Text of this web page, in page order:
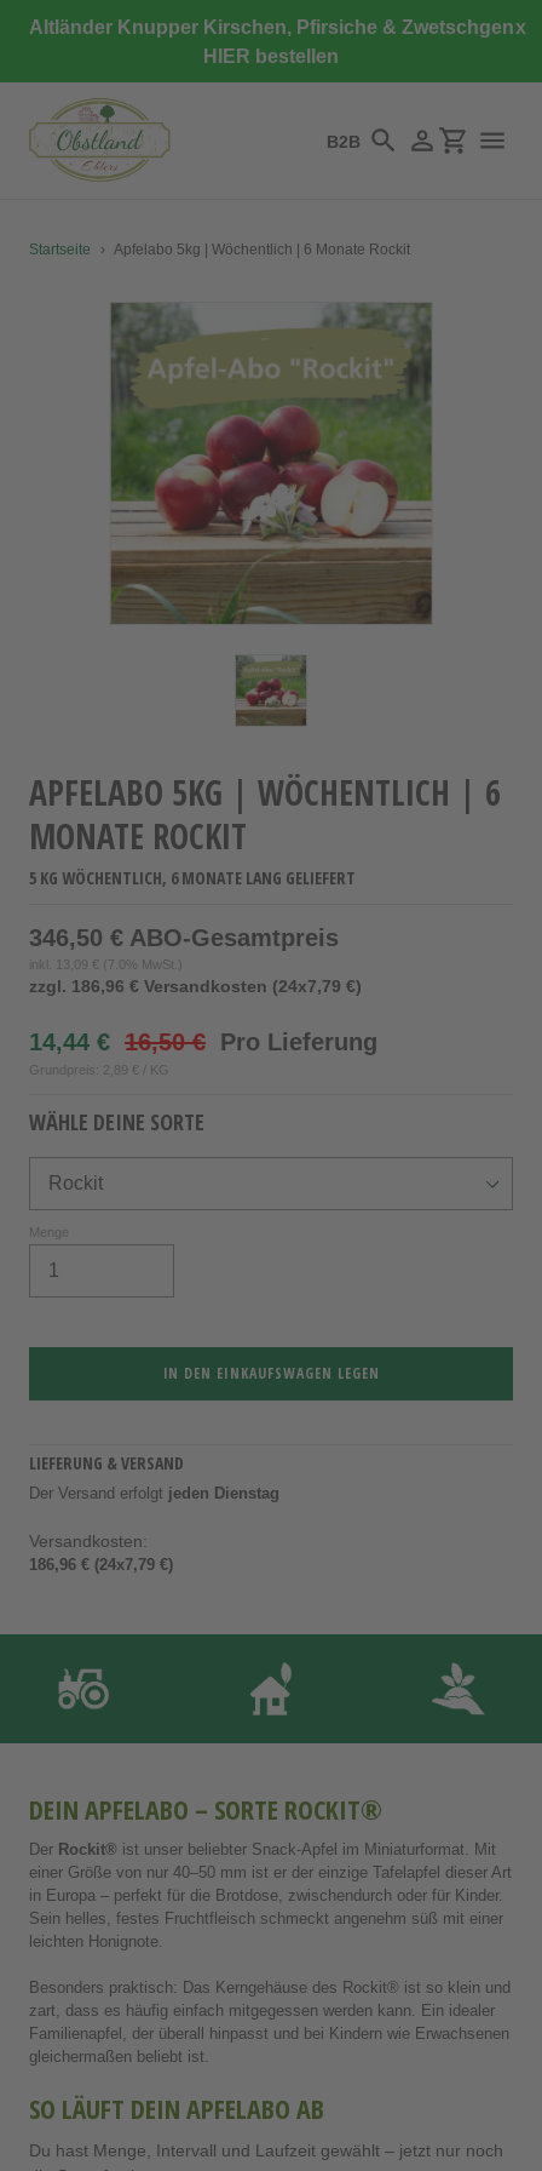
zumAltländer Knupper Kirschen, Pfirsiche & Zwetschgen
HIER bestellen
x
B2B SuchenEinloggen
Startseite › Apfelabo 5kg | Wöchentlich | 6 Monate Rockit
APFELABO 5KG | WÖCHENTLICH | 6
MONATE ROCKIT
5 KG WÖCHENTLICH, 6 MONATE LANG GELIEFERT
346,50 € ABO-Gesamtpreis
inkl. 13,09 € (7.0% MwSt.)
zzgl. 186,96 € Versandkosten (24x7,79 €)
14,44 € 16,50 € Pro Lieferung
Grundpreis: 2,89 € / KG
WÄHLE DEINE SORTE
Menge
IN DEN EINKAUFSWAGEN LEGEN
LIEFERUNG & VERSAND
Der Versand erfolgt jeden Dienstag
Versandkosten:
186,96 € (24x7,79 €)
DEIN APFELABO – SORTE ROCKIT®
Der Rockit® ist unser beliebter Snack-Apfel im Miniaturformat. Mit
einer Größe von nur 40–50 mm ist er der einzige Tafelapfel dieser Art
in Europa – perfekt für die Brotdose, zwischendurch oder für Kinder.
Sein helles, festes Fruchtfleisch schmeckt angenehm süß mit einer
leichten Honignote.
Besonders praktisch: Das Kerngehäuse des Rockit® ist so klein und
zart, dass es häufig einfach mitgegessen werden kann. Ein idealer
Familienapfel, der überall hinpasst und bei Kindern wie Erwachsenen
gleichermaßen beliebt ist.
SO LÄUFT DEIN APFELABO AB
Du hast Menge, Intervall und Laufzeit gewählt – jetzt nur noch